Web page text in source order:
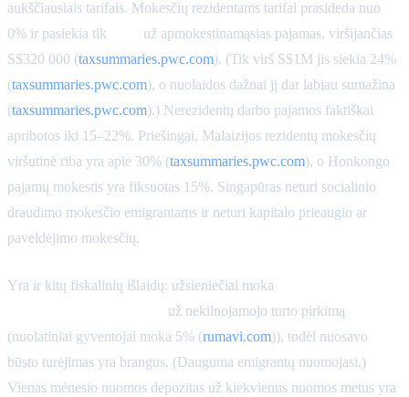
aukščiausiais tarifais. Mokesčių rezidentams tarifai prasideda nuo
0% ir pasiekia tik
už apmokestinamąsias pajamas, viršijančias
S$320 000 (taxsummaries.pwc.com). (Tik virš S$1M jis siekia 24%
(taxsummaries.pwc.com), o nuolaidos dažnai jį dar labiau sumažina
(taxsummaries.pwc.com).) Nerezidentų darbo pajamos faktiškai
apribotos iki 15–22%. Priešingai, Malaizijos rezidentų mokesčių
viršutinė riba yra apie 30% (taxsummaries.pwc.com), o Honkongo
pajamų mokestis yra fiksuotas 15%. Singapūras neturi socialinio
draudimo mokesčio emigrantams ir neturi kapitalo prieaugio ar
paveldėjimo mokesčių.
Yra ir kitų fiskalinių išlaidų: užsieniečiai moka
už nekilnojamojo turto pirkimą
(nuolatiniai gyventojai moka 5% (rumavi.com)), todėl nuosavo
būsto turėjimas yra brangus. (Dauguma emigrantų nuomojasi.)
Vienas mėnesio nuomos depozitas už kiekvienus nuomos metus yra